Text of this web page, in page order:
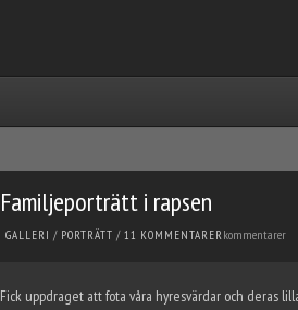
Familjeporträtt i rapsen
GALLERI / PORTRÄTT / 11 KOMMENTARERkommentarer
Fick uppdraget att fota våra hyresvärdar och deras